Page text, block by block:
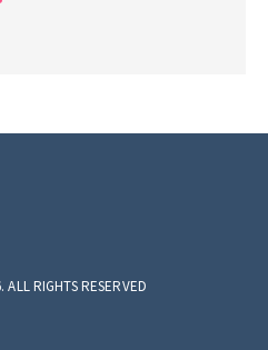
ALL RIGHTS RESERVED